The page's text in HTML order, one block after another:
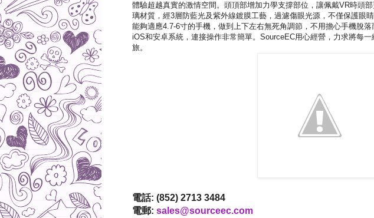
體驗超越真實的激情空間。頭頂部增加力學支撐部位，讓佩戴VR時頭
璃材質，經3層防藍光及紫外線鍍膜工藝，過濾傷眼光源，不僅保護眼
能夠適應4.7-6寸的手機，做到上下左右無死角調節，不用擔心手機脫
iOS和安卓系統，連接操作非常簡單。SourceEC用心經營，力求將每
旅。
電話: (852) 2713 3484
電郵: sales@sourceec.com